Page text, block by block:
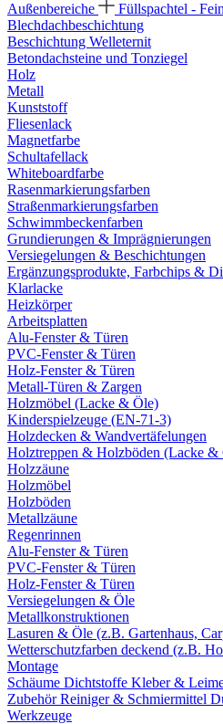
Außenbereiche
Füllspachtel -
Blechdachbeschichtung
Beschichtung Welleternit
Betondachsteine und Tonziegel
Holz
Metall
Kunststoff
Fliesenlack
Magnetfarbe
Schultafellack
Whiteboardfarbe
Rasenmarkierungsfarben
Straßenmarkierungsfarben
Schwimmbeckenfarben
Grundierungen & Imprägnierungen
Versiegelungen & Beschichtungen
Ergänzungsprodukte, Farbchips &
Klarlacke
Heizkörper
Arbeitsplatten
Alu-Fenster & Türen
PVC-Fenster & Türen
Holz-Fenster & Türen
Metall-Türen & Zargen
Holzmöbel (Lacke & Öle)
Kinderspielzeuge (EN-71-3)
Holzdecken & Wandvertäfelungen
Holztreppen & Holzböden (Lacke &
Holzzäune
Holzmöbel
Holzböden
Metallzäune
Regenrinnen
Alu-Fenster & Türen
PVC-Fenster & Türen
Holz-Fenster & Türen
Versiegelungen & Öle
Metallkonstruktionen
Lasuren & Öle (z.B. Gartenhaus,
Wetterschutzfarben deckend (z.B.
Montage
Schäume Dichtstoffe Kleber &
ZubehörReiniger & Schmiermittel
Werkzeuge